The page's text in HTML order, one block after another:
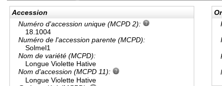
Accession
Numéro d'accession unique (MCPD 2):
18.1004
Numéro de l'accession parente (MCPD):
Solmel1
Nom de variété (MCPD):
Longue Violette Hative
Nom d'accession (MCPD 11):
Longue Violette Hative